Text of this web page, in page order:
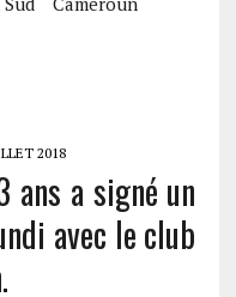
2018
ans a signé un
avec le club